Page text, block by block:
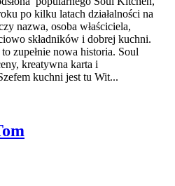
po kilku latach działalności na
nazwa, osoba właściciela,
składników i dobrej kuchni.
zupełnie nowa historia. Soul
kreatywna karta i
kuchni jest tu Wit...